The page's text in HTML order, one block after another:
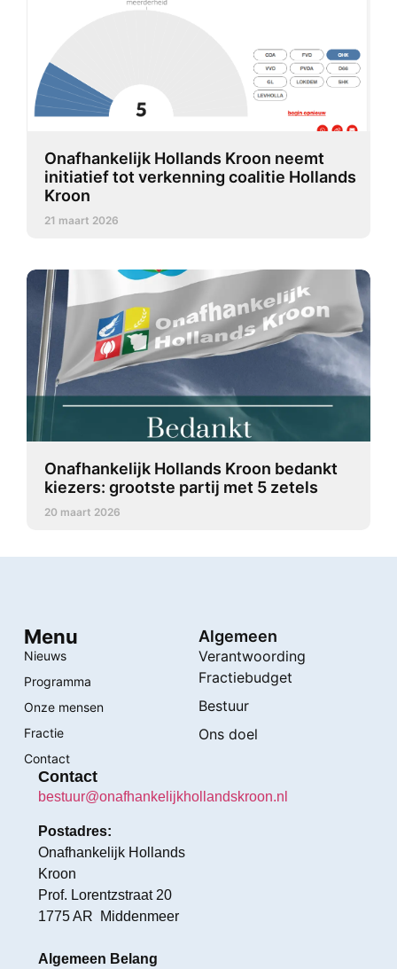
Onafhankelijk Hollands Kroon neemt
initiatief tot verkenning coalitie Hollands
Kroon
21 maart 2026
Onafhankelijk Hollands Kroon bedankt
kiezers: grootste partij met 5 zetels
20 maart 2026
Menu
Nieuws
Programma
Onze mensen
Fractie
Contact
Algemeen
Verantwoording
Fractiebudget
Bestuur
Ons doel
Contact
bestuur@onafhankelijkhollandskroon.nl
Postadres:
Onafhankelijk Hollands
Kroon
Prof. Lorentzstraat 20
1775 AR Middenmeer
Algemeen Belang